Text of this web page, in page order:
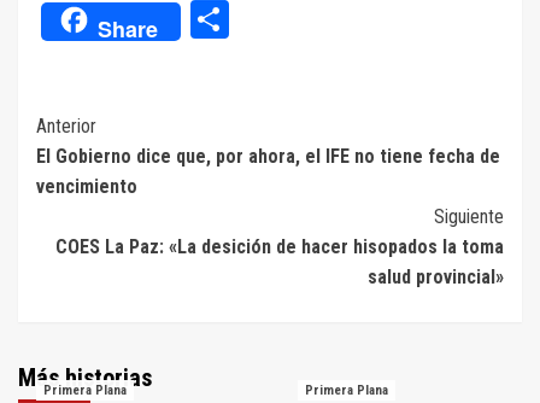
Share
Navegación
de
Anterior
El Gobierno dice que, por ahora, el IFE no tiene fecha de
vencimiento
Siguiente
COES La Paz: «La desición de hacer hisopados la toma
salud provincial»
Más historias
Primera Plana Primera Plana